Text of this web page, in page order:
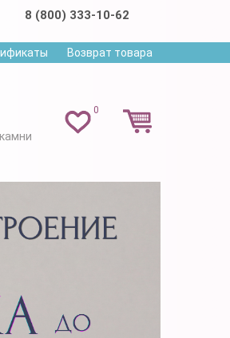
8 (800) 333-10-62
Возврат товара
0